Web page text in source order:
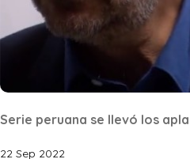
Serie peruana se llevó los
22 Sep 2022